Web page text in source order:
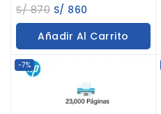
0
out
of
S/870 S/ 860
Añadir Al Carrito
-7%